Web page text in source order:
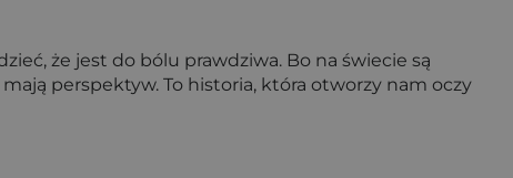
że jest do bólu prawdziwa. Bo na świecie są
perspektyw. To historia, która otworzy nam oczy